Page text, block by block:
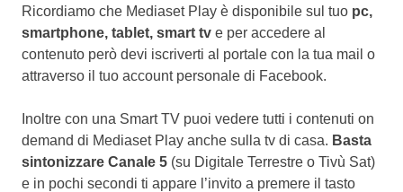
Ricordiamo che Mediaset Play è disponibile sul tuo pc,
smartphone, tablet, smart tv e per accedere al
contenuto però devi iscriverti al portale con la tua mail o
attraverso il tuo account personale di Facebook.
Inoltre con una Smart TV puoi vedere tutti i contenuti on
demand di Mediaset Play anche sulla tv di casa. Basta
sintonizzare Canale 5 (su Digitale Terrestre o Tivù Sat)
e in pochi secondi ti appare l’invito a premere il tasto